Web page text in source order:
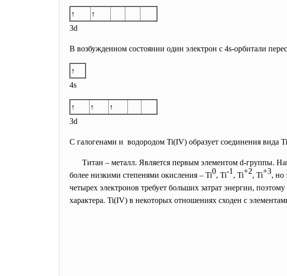
↑
↑
3d
В возбужденном состоянии один электрон с 4s-орбитали
↑
4s
↑ ↑
↑
3d
С галогенами и водородом Ti(IV) образует соединения вида
Титан – металл. Является первым элементом d-группы.
более низкими степенями окисления – Ti0, Ti-1 , Ti+2, Ti+3, но
четырех электронов требует больших затрат энергии,
характера. Ti(IV) в некоторых отношениях сходен с